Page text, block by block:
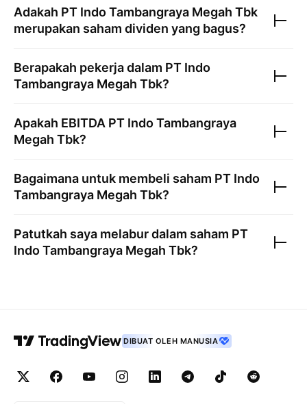
Adakah PT Indo Tambangraya Megah Tbk
merupakan saham dividen yang bagus?
Berapakah pekerja dalam PT Indo
Tambangraya Megah Tbk?
Apakah EBITDA PT Indo Tambangraya
Megah Tbk?
Bagaimana untuk membeli saham PT Indo
Tambangraya Megah Tbk?
Patutkah saya melabur dalam saham PT
Indo Tambangraya Megah Tbk?
DIBUAT OLEH MANUSIA